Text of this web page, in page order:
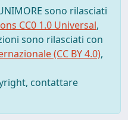
sono rilasciati
CC0 1.0 Universal,
sono rilasciati con
(CC BY 4.0),
contattare